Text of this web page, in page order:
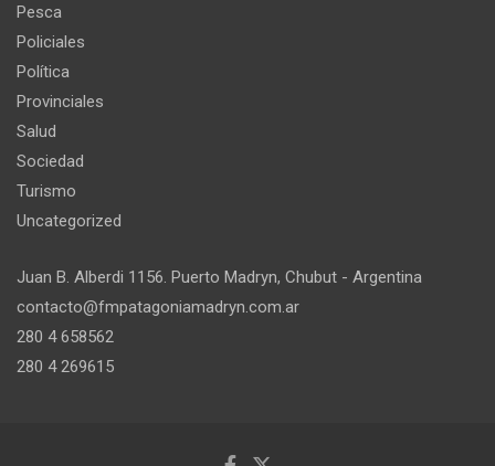
Pesca
Policiales
Política
Provinciales
Salud
Sociedad
Turismo
Uncategorized
Juan B. Alberdi 1156. Puerto Madryn, Chubut - Argentina
contacto@fmpatagoniamadryn.com.ar
280 4 658562
280 4 269615